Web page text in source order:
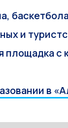
и
площадка
в